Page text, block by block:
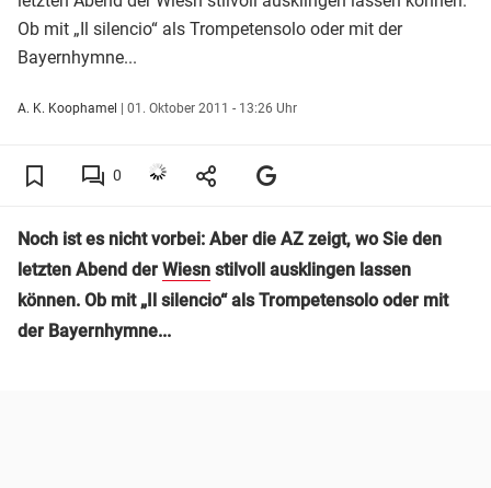
Ob mit „Il silencio“ als Trompetensolo oder mit der
Bayernhymne...
A. K. Koophamel | 01. Oktober 2011 - 13:26 Uhr
0
Noch ist es nicht vorbei: Aber die AZ zeigt, wo Sie den
letzten Abend der Wiesn stilvoll ausklingen lassen
können. Ob mit „Il silencio“ als Trompetensolo oder mit
der Bayernhymne...